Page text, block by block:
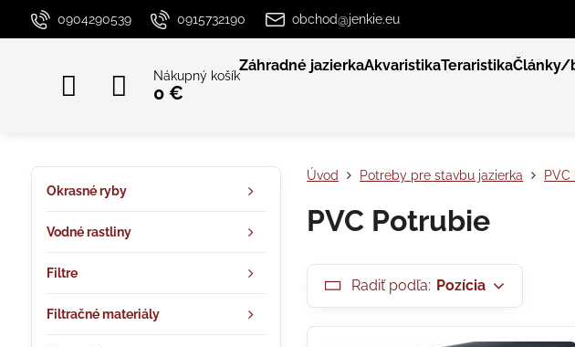
0904290539 0915732190 obchod@jenkie.eu
Nákupný košík
0 €
Záhradné jazierkaAkvaristikaTeraristikaČlánky/
Úvod Potreby pre stavbu jazierka
PVC Potrubie
Radiť podľa: Pozícia
Okrasné ryby
Vodné rastliny
Filtre
Filtračné materiály